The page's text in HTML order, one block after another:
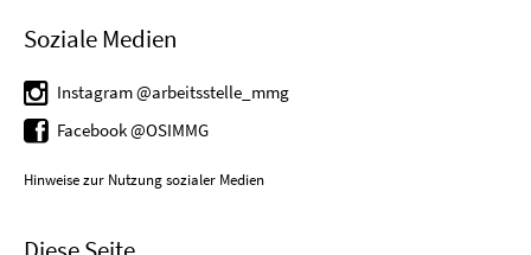
Soziale Medien
Instagram @arbeitsstelle_mmg
Facebook @OSIMMG
Hinweise zur Nutzung sozialer Medien